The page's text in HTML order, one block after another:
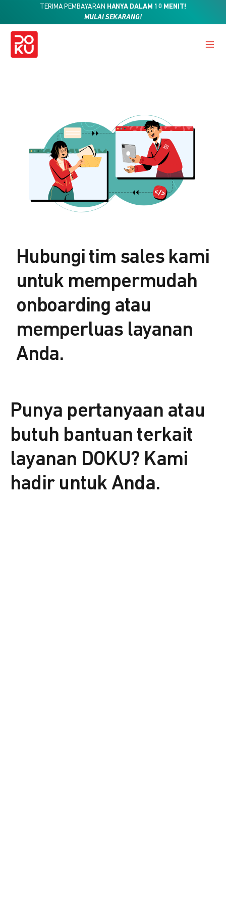
TERIMA PEMBAYARAN HANYA DALAM 10 MENIT!
MULAI SEKARANG!
Hubungi tim sales kami
untuk mempermudah
onboarding atau
memperluas layanan
Anda.
Punya pertanyaan atau
butuh bantuan terkait
layanan DOKU? Kami
hadir untuk Anda.